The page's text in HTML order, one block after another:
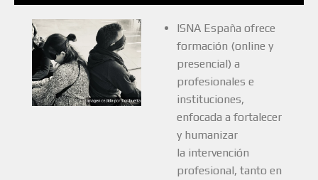
ISNA España ofrece
formación (online y
presencial) a
profesionales e
instituciones,
enfocada a fortalecer
y humanizar
la intervención
profesional, tanto en